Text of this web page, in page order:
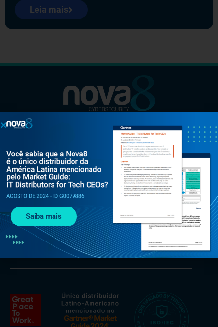
Leia mais
Al. Rio Negro, 585 - Torre Jaçarí - 13º andar Conjunto 134 -
Alphaville, Barueri - SP, 06454-000
+55 (11) 3375 0133
contato@nova8.com.br
Fale com a Nova8 pelo WhatsApp
Saiba mais